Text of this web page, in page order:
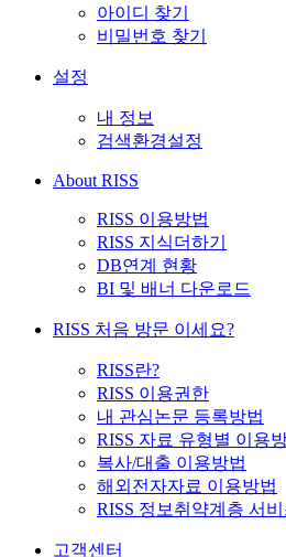
아이디 찾기
비밀번호 찾기
설정
내 정보
검색환경설정
About RISS
RISS 이용방법
RISS 지식더하기
DB연계 현황
BI 및 배너 다운로드
RISS 처음 방문 이세요?
RISS란?
RISS 이용권한
내 관심논문 등록방법
RISS 자료 유형별 이용
복사/대출 이용방법
해외전자자료 이용방법
RISS 정보취약계층 서
고객센터